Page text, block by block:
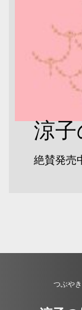
涼
絶賛発売
つぶや